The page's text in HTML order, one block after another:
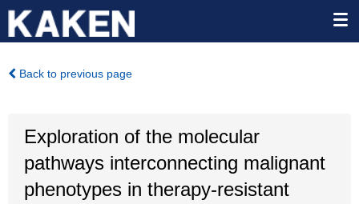
Back to previous page
Exploration of the molecular
pathways interconnecting malignant
phenotypes in therapy-resistant